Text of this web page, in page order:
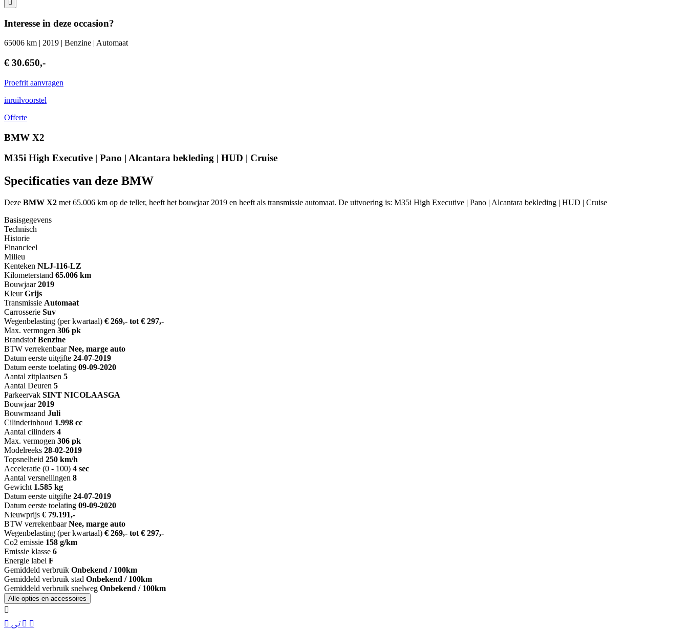
Interesse in deze occasion?
65006 km | 2019 | Benzine | Automaat
€ 30.650,-
Proefrit aanvragen
inruilvoorstel
Offerte
BMW X2
M35i High Executive | Pano | Alcantara bekleding | HUD | Cruise
Specificaties van deze BMW
Deze BMW X2 met 65.006 km op de teller, heeft het bouwjaar 2019 en heeft als transmissie automaat. De uitvoering is: M35i High Executive | Pano | Alcantara bekleding | HUD | Cruise
Basisgegevens
Technisch
Historie
Financieel
Milieu
Kenteken NLJ-116-LZ
Kilometerstand 65.006 km
Bouwjaar 2019
Kleur Grijs
Transmissie Automaat
Carrosserie Suv
Wegenbelasting (per kwartaal) € 269,- tot € 297,-
Max. vermogen 306 pk
Brandstof Benzine
BTW verrekenbaar Nee, marge auto
Datum eerste uitgifte 24-07-2019
Datum eerste toelating 09-09-2020
Aantal zitplaatsen 5
Aantal Deuren 5
Parkeervak SINT NICOLAASGA
Bouwjaar 2019
Bouwmaand Juli
Cilinderinhoud 1.998 cc
Aantal cilinders 4
Max. vermogen 306 pk
Modelreeks 28-02-2019
Topsnelheid 250 km/h
Acceleratie (0 - 100) 4 sec
Aantal versnellingen 8
Gewicht 1.585 kg
Datum eerste uitgifte 24-07-2019
Datum eerste toelating 09-09-2020
Nieuwprijs € 79.191,-
BTW verrekenbaar Nee, marge auto
Wegenbelasting (per kwartaal) € 269,- tot € 297,-
Co2 emissie 158 g/km
Emissie klasse 6
Energie label F
Gemiddeld verbruik Onbekend / 100km
Gemiddeld verbruik stad Onbekend / 100km
Gemiddeld verbruik snelweg Onbekend / 100km
Alle opties en accessoires